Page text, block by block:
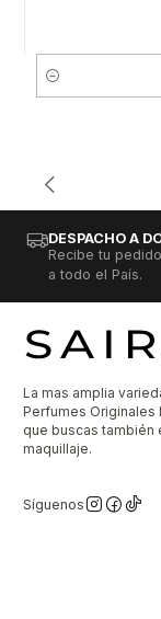
Cantidad
DESPACHO A
Recibe tu
a todo el País.
La mas amplia
Perfumes Originales
que buscas también
maquillaje.
Síguenos